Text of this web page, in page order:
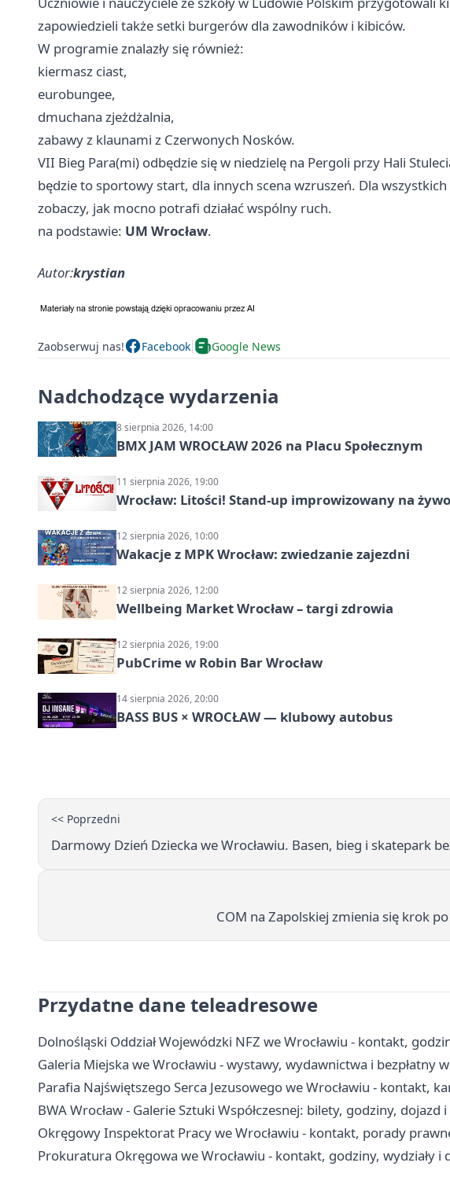
zapowiedzieli także setki burgerów dla zawodników i kibiców.
W programie znalazły się również:
kiermasz ciast,
eurobungee,
dmuchana zjeżdżalnia,
zabawy z klaunami z Czerwonych Nosków.
VII Bieg Para(mi) odbędzie się w niedzielę na Pergoli przy Hali
będzie to sportowy start, dla innych scena wzruszeń. Dla
zobaczy, jak mocno potrafi działać wspólny ruch.
na podstawie: UM Wrocław.
Autor:krystian
Zaobserwuj nas! Facebook Google News
Nadchodzące wydarzenia
8 sierpnia 2026, 14:00
BMX JAM WROCŁAW 2026 na Placu Społecznym
11 sierpnia 2026, 19:00
Wrocław: Litości! Stand-up improwizowany na żywo
12 sierpnia 2026, 10:00
Wakacje z MPK Wrocław: zwiedzanie zajezdni
12 sierpnia 2026, 12:00
Wellbeing Market Wrocław – targi zdrowia
12 sierpnia 2026, 19:00
PubCrime w Robin Bar Wrocław
14 sierpnia 2026, 20:00
BASS BUS × WROCŁAW — klubowy autobus
<< Poprzedni
Darmowy Dzień Dziecka we Wrocławiu. Basen, bieg i skatepark
COM na Zapolskiej zmienia się krok
Przydatne dane teleadresowe
Dolnośląski Oddział Wojewódzki NFZ we Wrocławiu - kontakt,
Galeria Miejska we Wrocławiu - wystawy, wydawnictwa i bezpłatny
Parafia Najświętszego Serca Jezusowego we Wrocławiu - kontakt,
BWA Wrocław - Galerie Sztuki Współczesnej: bilety, godziny, dojazd
Okręgowy Inspektorat Pracy we Wrocławiu - kontakt, porady
Prokuratura Okręgowa we Wrocławiu - kontakt, godziny, wydziały i